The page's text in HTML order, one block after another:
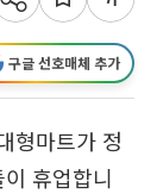
구글 선호매체 추가
형마트가 정
휴업합니